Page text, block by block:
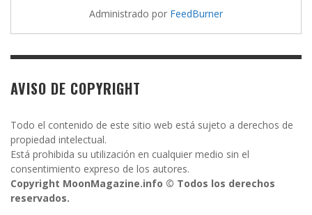
Administrado por FeedBurner
AVISO DE COPYRIGHT
Todo el contenido de este sitio web está sujeto a derechos de
propiedad intelectual.
Está prohibida su utilización en cualquier medio sin el
consentimiento expreso de los autores.
Copyright MoonMagazine.info © Todos los derechos
reservados.